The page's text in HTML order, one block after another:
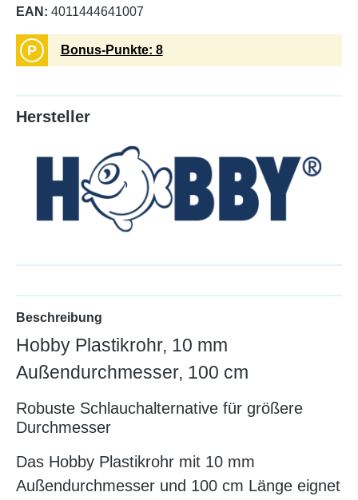
EAN: 4011444641007
P Bonus-Punkte: 8
Hersteller
Beschreibung
Hobby Plastikrohr, 10 mm
Außendurchmesser, 100 cm
Robuste Schlauchalternative für größere
Durchmesser
Das Hobby Plastikrohr mit 10 mm
Außendurchmesser und 100 cm Länge eignet